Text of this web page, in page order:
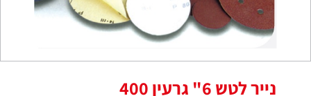
נייר לטש 6" גרעין 400